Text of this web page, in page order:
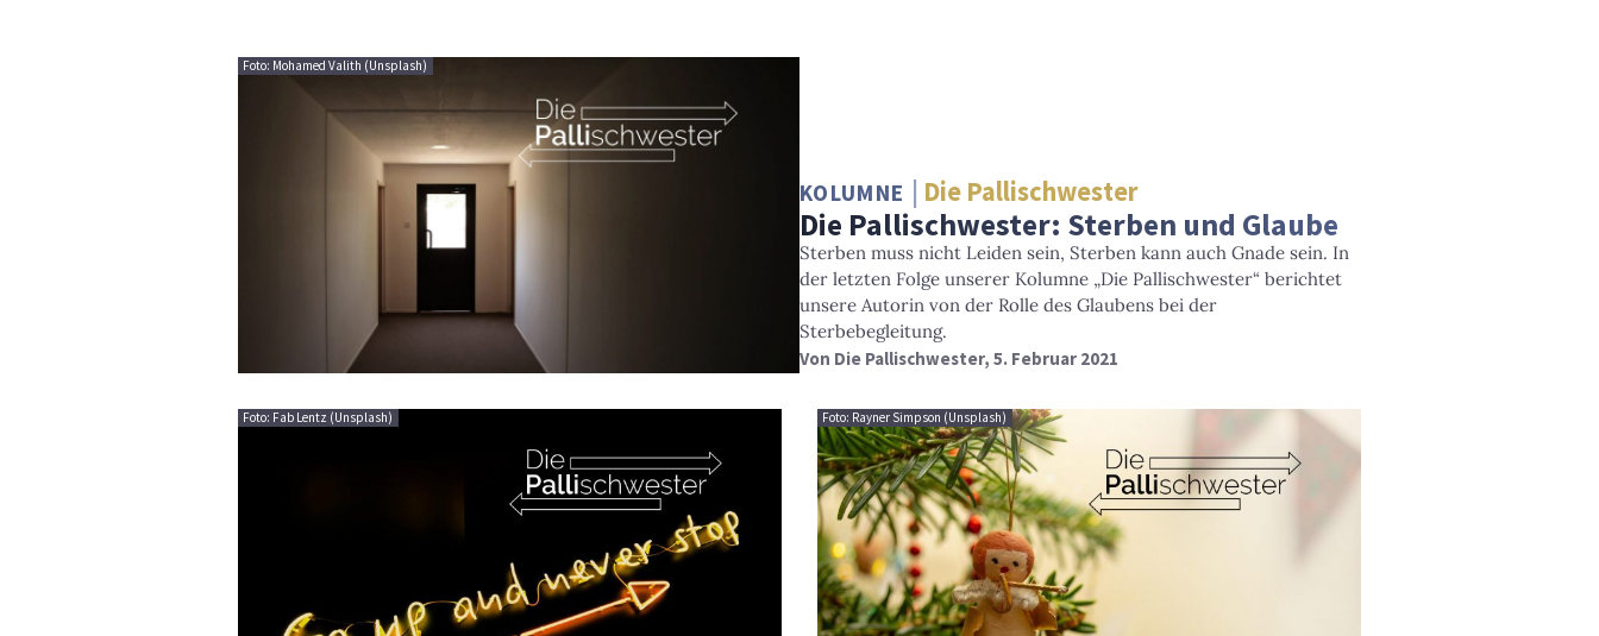
Foto: Mohamed Valith (Unsplash)
KOLUMNE Die Pallischwester
Die Pallischwester: Sterben und Glaube
Sterben muss nicht Leiden sein, Sterben kann auch Gnade sein. In
der letzten Folge unserer Kolumne „Die Pallischwester“ berichtet
unsere Autorin von der Rolle des Glaubens bei der
Sterbebegleitung.
Von Die Pallischwester, 5. Februar 2021
Foto: Fab Lentz (Unsplash) Foto: Rayner Simpson (Unsplash)